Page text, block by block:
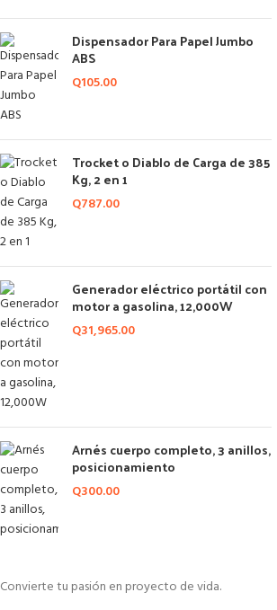
Dispensador Para Papel Jumbo
ABS
Q105.00
Trocket o Diablo de Carga de 385
Kg, 2 en 1
Q787.00
Generador eléctrico portátil con
motor a gasolina, 12,000W
Q31,965.00
Arnés cuerpo completo, 3 anillos,
posicionamiento
Q300.00
Convierte tu pasión en proyecto de vida.